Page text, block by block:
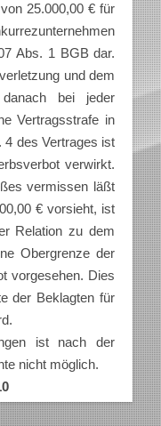
25.000,00 € für
Abs. 1 BGB dar.
und dem
bei jeder
Vertragsstrafe in
4 des Vertrages ist
verwirkt.
vermissen läßt
€ vorsieht, ist
Relation zu dem
Obergrenze der
vorgesehen. Dies
der Beklagten für
ist nach der
nicht möglich.